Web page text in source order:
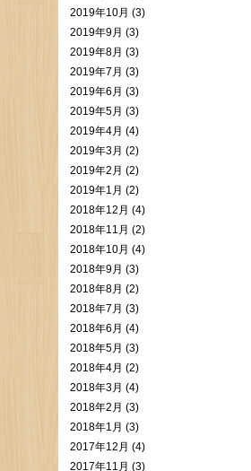
2019年10月 (3)
2019年9月 (3)
2019年8月 (3)
2019年7月 (3)
2019年6月 (3)
2019年5月 (3)
2019年4月 (4)
2019年3月 (2)
2019年2月 (2)
2019年1月 (2)
2018年12月 (4)
2018年11月 (2)
2018年10月 (4)
2018年9月 (3)
2018年8月 (2)
2018年7月 (3)
2018年6月 (4)
2018年5月 (3)
2018年4月 (2)
2018年3月 (4)
2018年2月 (3)
2018年1月 (3)
2017年12月 (4)
2017年11月 (3)